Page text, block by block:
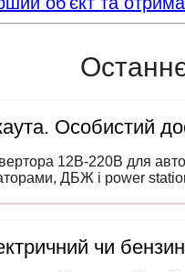
Особистий
12В-220В для
ДБЖ і power
чи